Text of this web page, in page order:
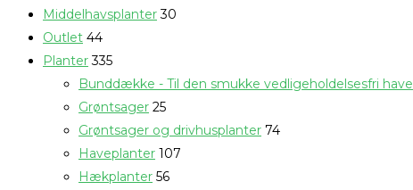
Middelhavsplanter 30
Outlet 44
Planter 335
Bunddække - Til den smukke vedligeholdelsesfri have
Grøntsager 25
Grøntsager og drivhusplanter 74
Haveplanter 107
Hækplanter 56